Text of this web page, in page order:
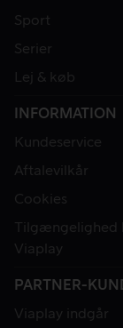
Sport
Serier
Lej & køb
INFORMATION
Kundeservice
Aftalevilkår
Cookies
Tilgængelighed
Viaplay
PARTNER-
Viaplay indgår